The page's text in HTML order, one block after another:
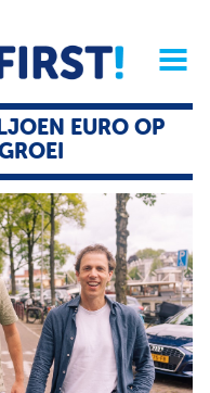
Magazine
EURO OP